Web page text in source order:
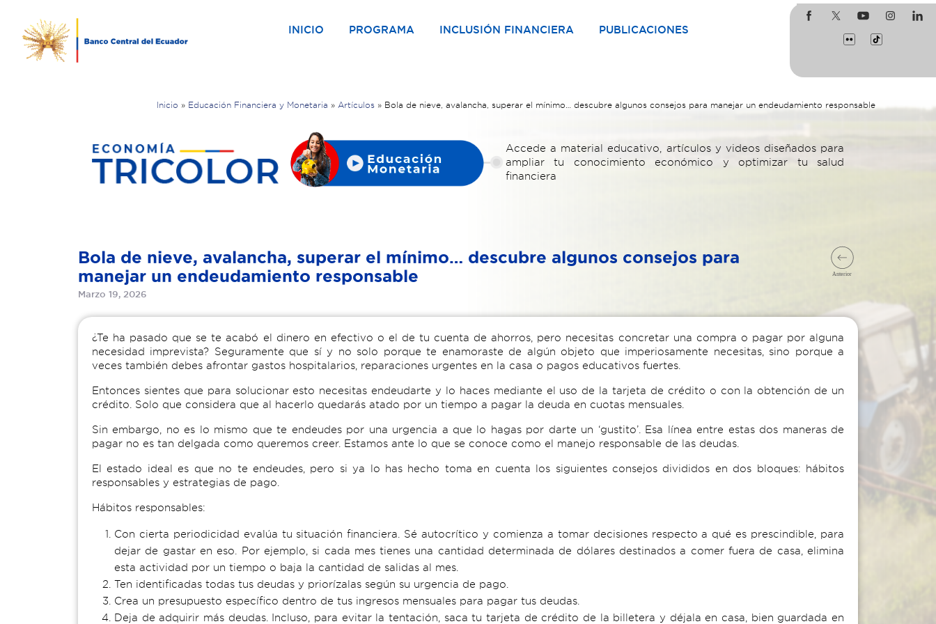
INICIO PROGRAMA INCLUSIÓN FINANCIERA PUBLICACIONES
Inicio » Educación Financiera y Monetaria » Artículos » Bola de nieve, avalancha, superar el mínimo… descubre algunos consejos para manejar un endeudamiento responsable
Accede a material educativo, artículos y videos diseñados para
ampliar tu conocimiento económico y optimizar tu salud
financiera
Bola de nieve, avalancha, superar el mínimo… descubre algunos consejos para
manejar un endeudamiento responsable
Marzo 19, 2026
¿Te ha pasado que se te acabó el dinero en efectivo o el de tu cuenta de ahorros, pero necesitas concretar una compra o pagar por alguna
necesidad imprevista? Seguramente que sí y no solo porque te enamoraste de algún objeto que imperiosamente necesitas, sino porque a
veces también debes afrontar gastos hospitalarios, reparaciones urgentes en la casa o pagos educativos fuertes.
Entonces sientes que para solucionar esto necesitas endeudarte y lo haces mediante el uso de la tarjeta de crédito o con la obtención de un
crédito. Solo que considera que al hacerlo quedarás atado por un tiempo a pagar la deuda en cuotas mensuales.
Sin embargo, no es lo mismo que te endeudes por una urgencia a que lo hagas por darte un ‘gustito’. Esa línea entre estas dos maneras de
pagar no es tan delgada como queremos creer. Estamos ante lo que se conoce como el manejo responsable de las deudas.
El estado ideal es que no te endeudes, pero si ya lo has hecho toma en cuenta los siguientes consejos divididos en dos bloques: hábitos
responsables y estrategias de pago.
Hábitos responsables:
Con cierta periodicidad evalúa tu situación financiera. Sé autocrítico y comienza a tomar decisiones respecto a qué es prescindible, para
dejar de gastar en eso. Por ejemplo, si cada mes tienes una cantidad determinada de dólares destinados a comer fuera de casa, elimina
esta actividad por un tiempo o baja la cantidad de salidas al mes.
Ten identificadas todas tus deudas y priorízalas según su urgencia de pago.
Crea un presupuesto específico dentro de tus ingresos mensuales para pagar tus deudas.
Deja de adquirir más deudas. Incluso, para evitar la tentación, saca tu tarjeta de crédito de la billetera y déjala en casa, bien guardada en